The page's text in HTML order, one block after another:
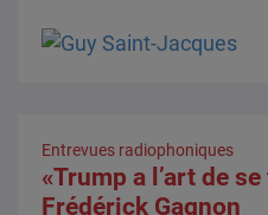
Entrevues radiophoniques
«Trump a l’art de
Frédérick Gagnon